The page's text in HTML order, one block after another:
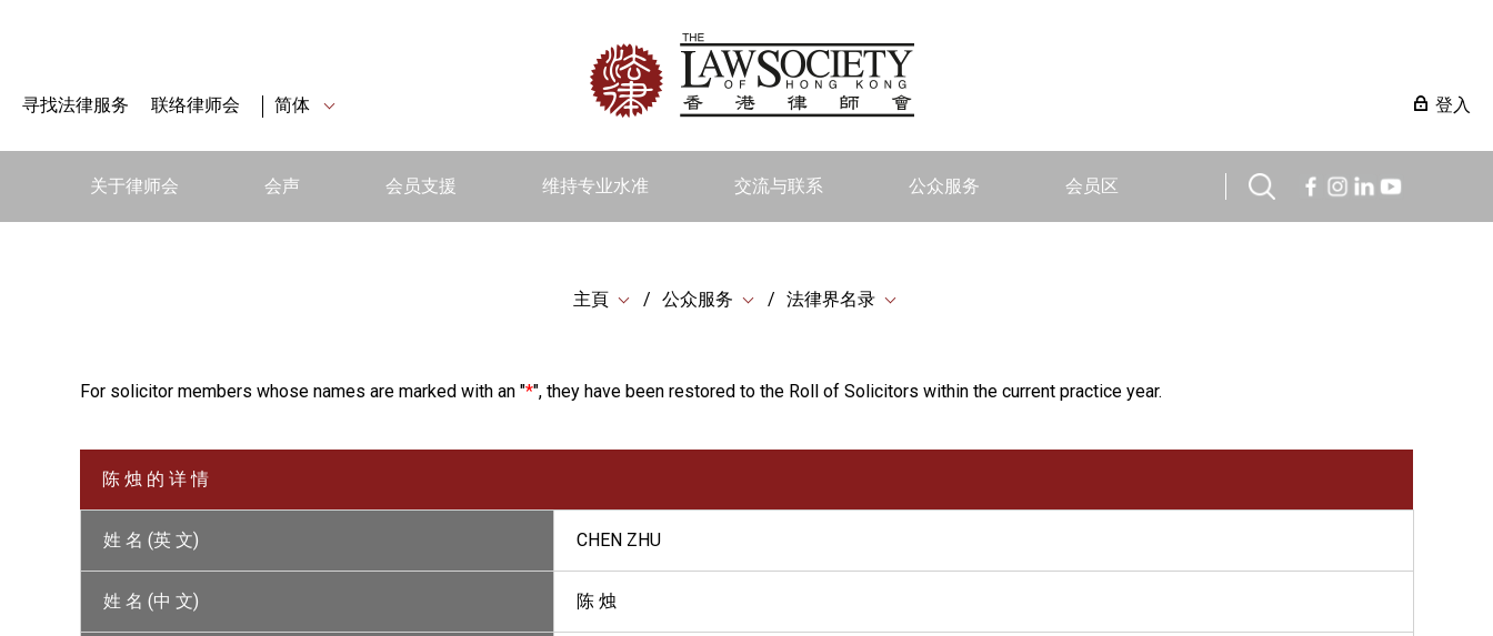
寻找法律服务 联络律师会 简体 登入
关于律师会 会声 会员支援 维持专业水准 交流与联系 公众服务 会员区
主頁 公众服务 法律界名录
For solicitor members whose names are marked with an "*", they have been restored to the Roll of Solicitors within the current practice year.
陈 烛 的 详 情
姓 名 (英 文) CHEN ZHU
姓 名 (中 文) 陈 烛